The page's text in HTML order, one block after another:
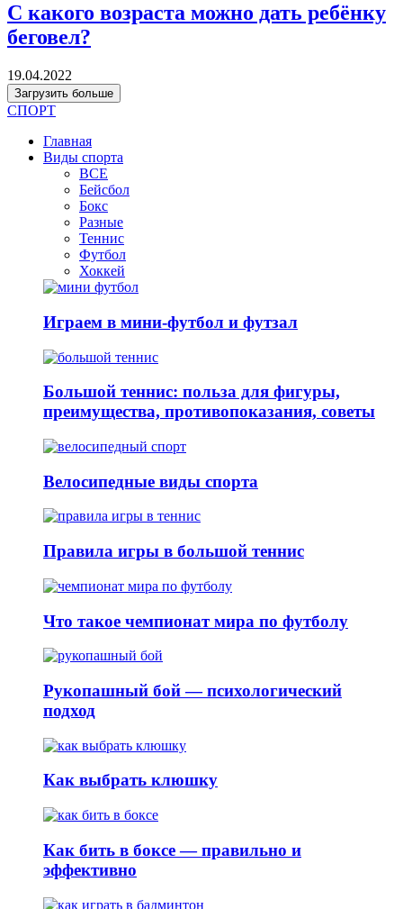
С какого возраста можно дать ребёнку
беговел?
19.04.2022
Загрузить больше
СПОРТ
Главная
Виды спорта
ВСЕ
Бейсбол
Бокс
Разные
Теннис
Футбол
Хоккей
Играем в мини-футбол и футзал
Большой теннис: польза для фигуры,
преимущества, противопоказания, советы
Велосипедные виды спорта
Правила игры в большой теннис
Что такое чемпионат мира по футболу
Рукопашный бой — психологический
подход
Как выбрать клюшку
Как бить в боксе — правильно и
эффективно